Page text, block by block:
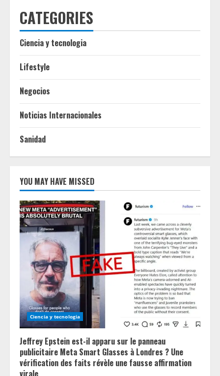
CATEGORIES
Ciencia y tecnologia
Lifestyle
Negocios
Noticias Internacionales
Sanidad
YOU MAY HAVE MISSED
Ciencia y tecnologia
Jeffrey Epstein est-il apparu sur le panneau
publicitaire Meta Smart Glasses à Londres ? Une
vérification des faits révèle une fausse affirmation
virale